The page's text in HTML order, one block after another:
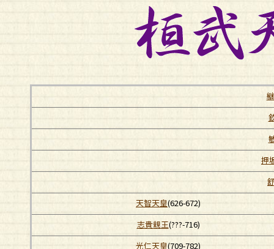
押
天智天皇(626-672)
志貴親王(???-716)
光仁天皇(709-782)